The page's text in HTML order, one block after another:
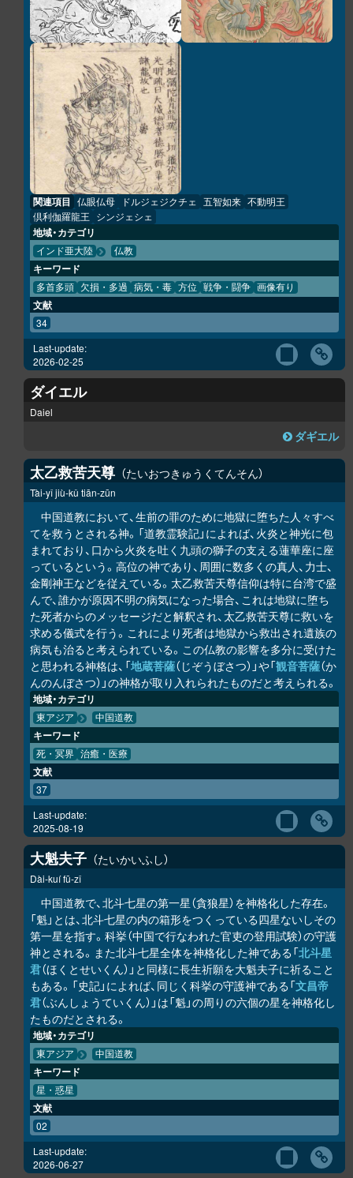
関連項目 仏眼仏母 ドルジェジクチェ 五智如来 不動明王
倶利伽羅龍王 シンジェシェ
地域・カテゴリ
インド亜大陸 仏教
キーワード
多首多頭 欠損・多過 病気・毒 方位 戦争・闘争 画像有り
文献
34
Last-update:
2026-02-25
ダイエル
Daiel
ダギエル
太乙救苦天尊 たいおつきゅうくてんそん
Tài-yǐ jiù-kǔ tiān-zūn
中国道教において、生前の罪のために地獄に堕ちた人々すべ
てを救うとされる神。「道教霊験記」によれば、火炎と神光に包
まれており、口から火炎を吐く九頭の獅子の支える蓮華座に座
っているという。高位の神であり、周囲に数多くの真人、力士、
金剛神王などを従えている。太乙救苦天尊信仰は特に台湾で盛
んで、誰かが原因不明の病気になった場合、これは地獄に堕ち
た死者からのメッセージだと解釈され、太乙救苦天尊に救いを
求める儀式を行う。これにより死者は地獄から救出され遺族の
病気も治ると考えられている。この仏教の影響を多分に受けた
と思われる神格は、「地蔵菩薩（じぞうぼさつ）」や「観音菩薩（か
んのんぼさつ）」の神格が取り入れられたものだと考えられる。
地域・カテゴリ
東アジア 中国道教
キーワード
死・冥界 治癒・医療
文献
37
Last-update:
2025-08-19
大魁夫子 たいかいふし
Dài-kuí fū-zǐ
中国道教で、北斗七星の第一星（貪狼星）を神格化した存在。
「魁」とは、北斗七星の内の箱形をつくっている四星ないしその
第一星を指す。科挙（中国で行なわれた官吏の登用試験）の守護
神とされる。また北斗七星全体を神格化した神である「北斗星
君（ほくとせいくん）」と同様に長生祈願を大魁夫子に祈ること
もある。「史記」によれば、同じく科挙の守護神である「文昌帝
君（ぶんしょうていくん）」は「魁」の周りの六個の星を神格化し
たものだとされる。
地域・カテゴリ
東アジア 中国道教
キーワード
星・惑星
文献
02
Last-update:
2026-06-27